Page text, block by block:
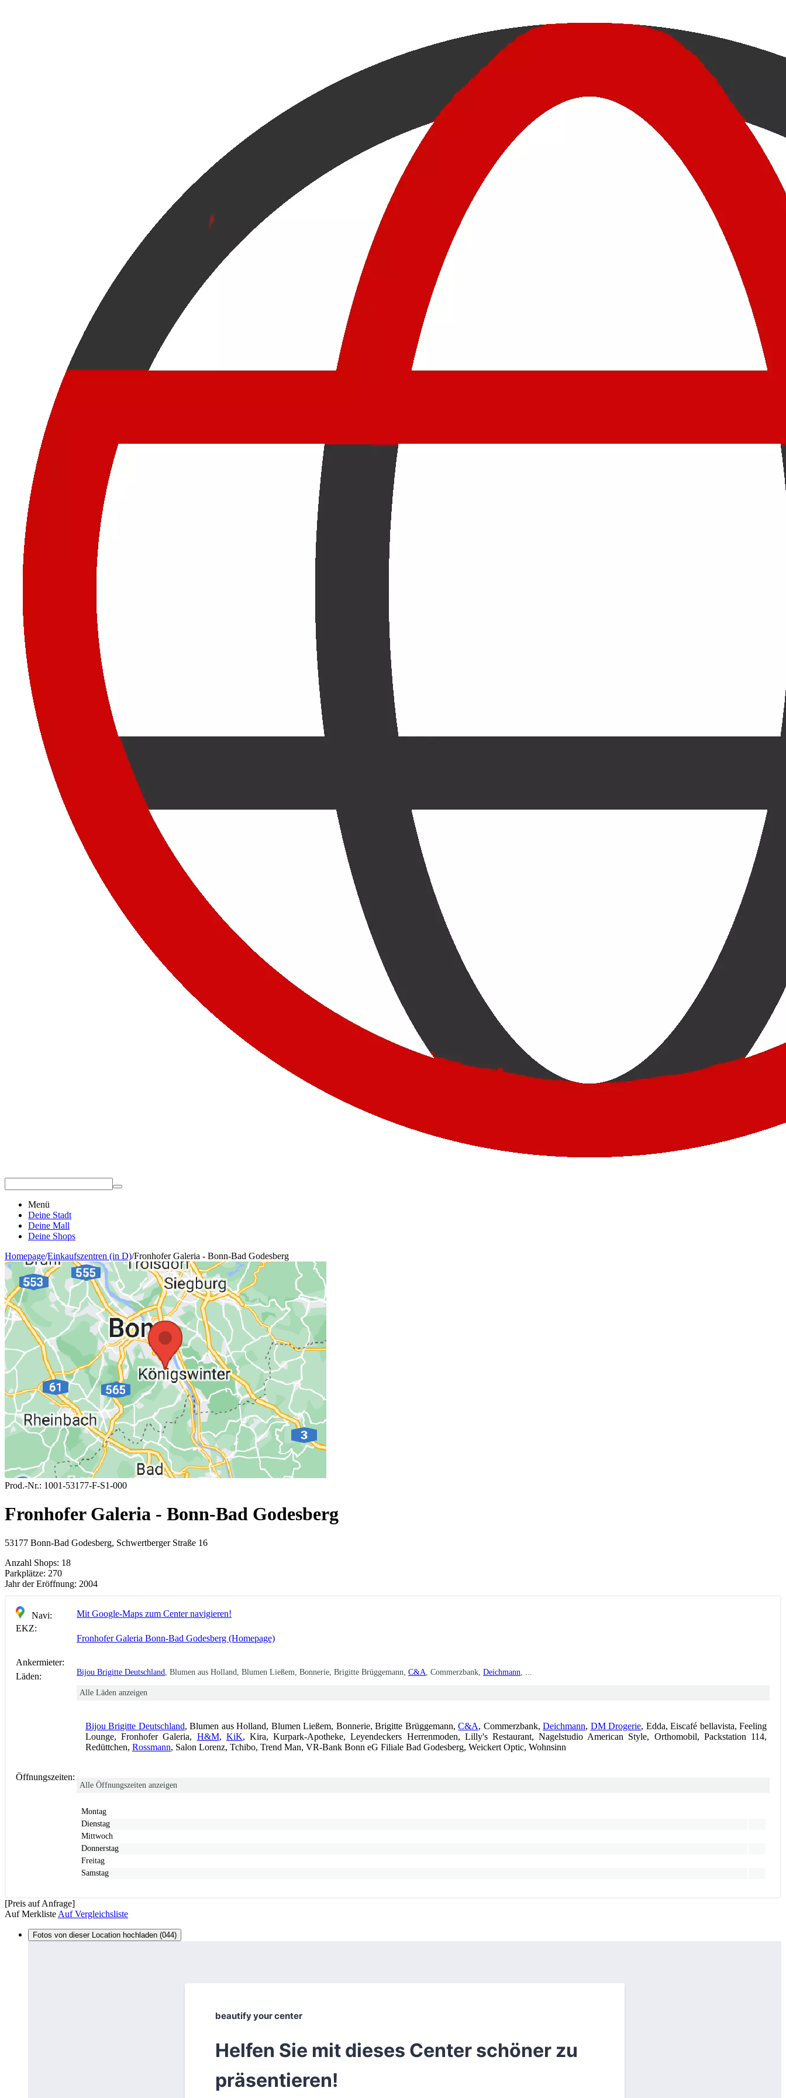
Menü
Deine Stadt
Deine Mall
Deine Shops
Homepage/Einkaufszentren (in D)/Fronhofer Galeria - Bonn-Bad Godesberg
Prod.-Nr.: 1001-53177-F-S1-000
Fronhofer Galeria - Bonn-Bad Godesberg
53177 Bonn-Bad Godesberg, Schwertberger Straße 16
Anzahl Shops: 18
Parkplätze: 270
Jahr der Eröffnung: 2004
Navi:
Mit Google-Maps zum Center navigieren!
EKZ:
Fronhofer Galeria Bonn-Bad Godesberg (Homepage)
Ankermieter:
Läden:
Bijou Brigitte Deutschland , Blumen aus Holland, Blumen Ließem, Bonnerie, Brigitte Brüggemann, C&A , Commerzbank, Deichmann
Alle Läden anzeigen
Bijou Brigitte Deutschland, Blumen aus Holland, Blumen Ließem, Bonnerie, Brigitte Brüggemann,C&A, Commerzbank,Deichmann, DM Drogerie, Edda, Eiscafé bellavista, Feeling
Lounge, Fronhofer Galeria, H&M, KiK, Kira, Kurpark-Apotheke, Leyendeckers Herrenmoden, Lilly's Restaurant, Nagelstudio American Style, Orthomobil, Packstation 114,
Redüttchen, Rossmann, Salon Lorenz, Tchibo, Trend Man, VR-Bank Bonn eG Filiale Bad Godesberg, Weickert Optic, Wohnsinn
Öffnungszeiten:
Alle Öffnungszeiten anzeigen
Montag
Dienstag
Mittwoch
Donnerstag
Freitag
Samstag
[Preis auf Anfrage]
Auf Merkliste Auf Vergleichsliste
Fotos von dieser Location hochladen (044)